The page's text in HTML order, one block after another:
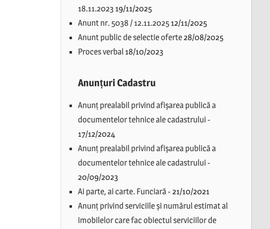
18.11.2023 19/11/2025
Anunt nr. 5038 / 12.11.2025 12/11/2025
Anunt public de selectie oferte28/08/2025
Proces verbal 18/10/2023
Anunțuri Cadastru
Anunț prealabil privind afișarea publică a
documentelor tehnice ale cadastrului-
17/12/2024
Anunț prealabil privind afișarea publică a
documentelor tehnice ale cadastrului-
20/09/2023
Ai parte, ai carte. Funciară- 21/10/2021
Anunț privind serviciile și numărul estimat al
imobilelor care fac obiectul serviciilor de